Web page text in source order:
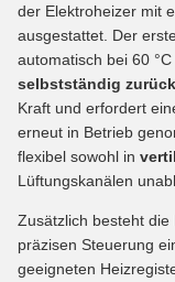
der Elektroheizer mit
ausgestattet. Der
automatisch bei 60 °C
selbstständig zurück
Kraft und erfordert
erneut in Betrieb
flexibel sowohl in
Lüftungskanälen
Zusätzlich besteht
präzisen Steuerung
geeigneten